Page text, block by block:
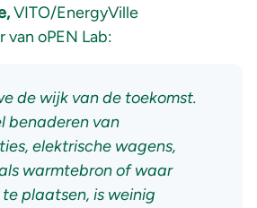
VITO/EnergyVille
oPEN Lab:
de wijk van de toekomst.
benaderen van
elektrische wagens,
warmtebron of waar
plaatsen, is weinig